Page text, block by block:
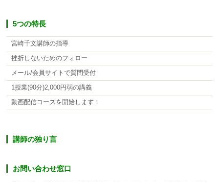
5つの特長
宮崎千文講師の指導
挫折しないためのフォロー
メール/会員サイトで質問受付
1授業(90分)2,000円弱の講義
動画配信コースを開始します！
講師の独り言
お問い合わせ窓口